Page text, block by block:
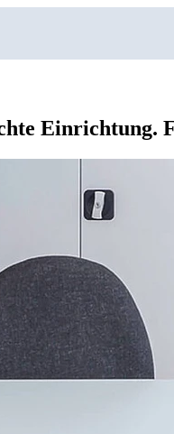
Einrichtung.